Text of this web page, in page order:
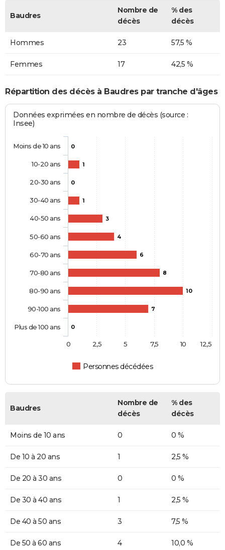
Baudres
Nombre de
décès
% des
décès
Hommes 23 57,5 %
Femmes 17 42,5 %
Répartition des décès à Baudres par tranche d'âges
Données exprimées en nombre de décès (source :
Insee)
0
1
0
1
3
4
6
8
10
7
0
Personnes décédées
Moins de 10 ans
10-20 ans
20-30 ans
30-40 ans
40-50 ans
50-60 ans
60-70 ans
70-80 ans
80-90 ans
90-100 ans
Plus de 100 ans
0 10
2,5 5 7,5 12,5
Baudres
Nombre de
décès
% des
décès
Moins de 10 ans 0 0 %
De 10 à 20 ans 1 2,5 %
De 20 à 30 ans 0 0 %
De 30 à 40 ans 1 2,5 %
De 40 à 50 ans 3 7,5 %
De 50 à 60 ans 4 10,0 %